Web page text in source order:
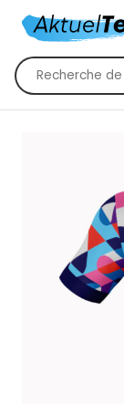
Recherche